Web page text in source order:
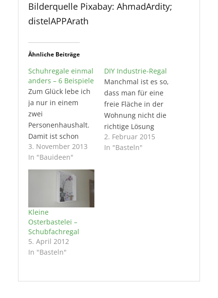
Bilderquelle Pixabay: AhmadArdity;
distelAPPArath
Ähnliche Beiträge
Schuhregale einmal
anders – 6 Beispiele
Zum Glück lebe ich
ja nur in einem
zwei
Personenhaushalt.
Damit ist schon
einmal geklärt, dass
sooo viele Schuhe
hier nicht
vorkommen. Aber
dort, wo noch
Kinder das Leben
der Eltern
bereichern, bleibt
es nicht aus, dass
die Schuhe häufiger
dann, gerade jetzt
3. November 2013
In "Bauideen"
DIY Industrie-Regal
Manchmal ist es so,
dass man für eine
freie Fläche in der
Wohnung nicht die
richtige Lösung
findet. Hat man sich
dann endlich
2. Februar 2015
In "Basteln"
Kleine
Osterbastelei –
Schubfachregal
5. April 2012
In "Basteln"